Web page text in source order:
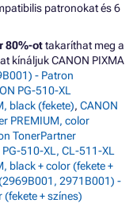
patronokat és 6
80%-ottakaríthat meg a
kínáljuk CANON PIXMA
- Patron
PG-510-XL
black (fekete), CANON
PREMIUM, color
TonerPartner
510-XL, CL-511-XL
black + color (fekete +
2971B001) -
(fekete + színes)